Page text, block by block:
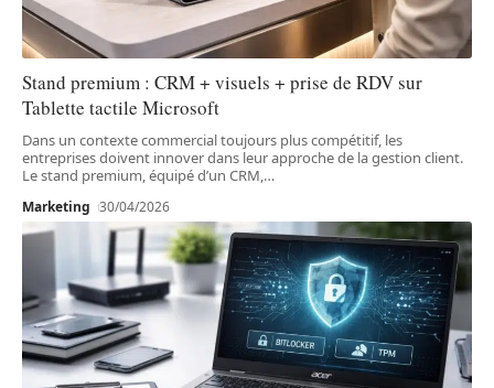
Stand premium : CRM + visuels + prise de RDV sur
Tablette tactile Microsoft
Dans un contexte commercial toujours plus compétitif, les
entreprises doivent innover dans leur approche de la gestion client.
Le stand premium, équipé d’un CRM,…
Marketing 30/04/2026